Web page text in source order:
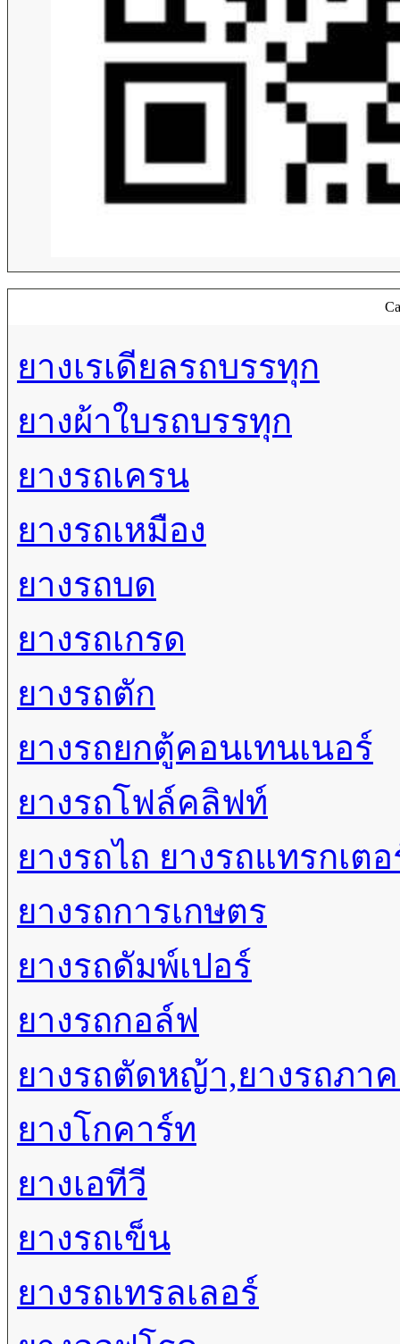
ยางเรเดียลรถบรรทุก
ยางผ้าใบรถบรรทุก
ยางรถเครน
ยางรถเหมือง
ยางรถบด
ยางรถเกรด
ยางรถตัก
ยางรถยกตู้คอนเทนเนอร์
ยางรถโฟล์คลิฟท์
ยางรถไถ ยางรถแทรกเตอ
ยางรถการเกษตร
ยางรถดัมพ์เปอร์
ยางรถกอล์ฟ
ยางรถตัดหญ้า,ยางรถภา
ยางโกคาร์ท
ยางเอทีวี
ยางรถเข็น
ยางรถเทรลเลอร์